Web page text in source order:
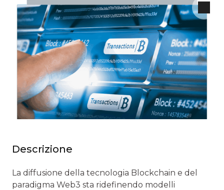
Descrizione
La diffusione della tecnologia Blockchain e del
paradigma Web3 sta ridefinendo modelli